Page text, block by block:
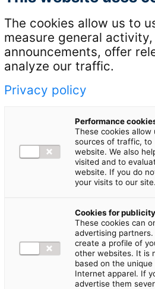
la personne
c’est-à-
les fonctions et
par la suite créer
The cookies allow us to
measure general
announcements, offer
analyze our traffic.
Privacy policy
Performance
These cookies
sources of traffic, to
website. We also
visited and to
website. If you do
your visits to our
Cookies for publicity
These cookies can
advertising
create a profile of
other websites. It is
based on the
Internet apparel. If
advertise them